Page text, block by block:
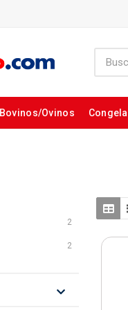
Bovinos/Ovinos
2
2